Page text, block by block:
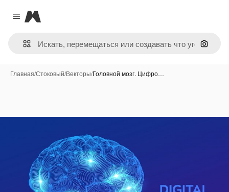
Close menu
Magnific
Поиск
Главная/Стоковый/Векторы/Головной мозг. Цифро…